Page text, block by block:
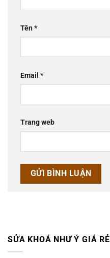
Tên*
Email *
Trang web
SỬA KHOÁ NHƯ Ý GIÁ RẺ